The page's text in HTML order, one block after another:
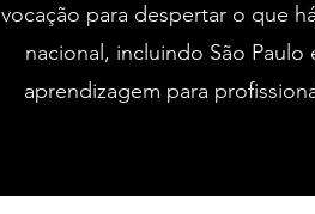
vocação para despertar o que
nacional, incluindo São
aprendizagem para